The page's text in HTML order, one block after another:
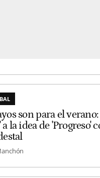
son para el
la idea de 'Progreso'